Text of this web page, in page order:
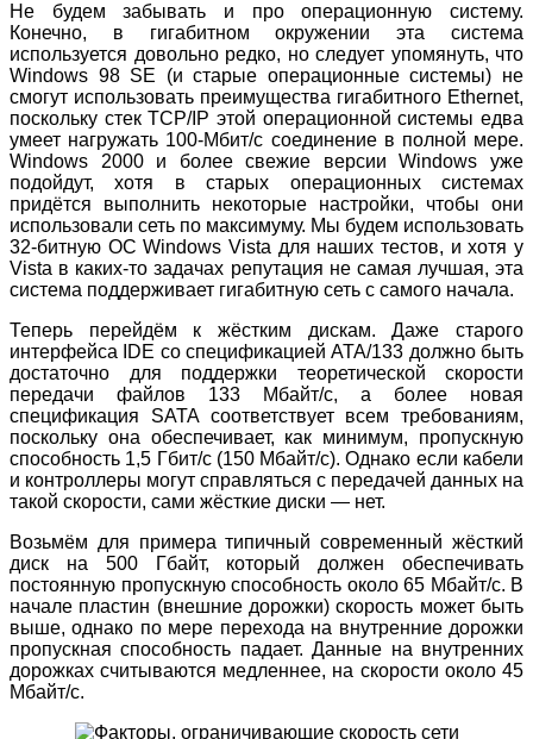
Не будем забывать и про операционную систему.
Конечно, в гигабитном окружении эта система
используется довольно редко, но следует упомянуть, что
Windows 98 SE (и старые операционные системы) не
смогут использовать преимущества гигабитного Ethernet,
поскольку стек TCP/IP этой операционной системы едва
умеет нагружать 100-Мбит/с соединение в полной мере.
Windows 2000 и более свежие версии Windows уже
подойдут, хотя в старых операционных системах
придётся выполнить некоторые настройки, чтобы они
использовали сеть по максимуму. Мы будем использовать
32-битную ОС Windows Vista для наших тестов, и хотя у
Vista в каких-то задачах репутация не самая лучшая, эта
система поддерживает гигабитную сеть с самого начала.
Теперь перейдём к жёстким дискам. Даже старого
интерфейса IDE со спецификацией ATA/133 должно быть
достаточно для поддержки теоретической скорости
передачи файлов 133 Мбайт/с, а более новая
спецификация SATA соответствует всем требованиям,
поскольку она обеспечивает, как минимум, пропускную
способность 1,5 Гбит/с (150 Мбайт/с). Однако если кабели
и контроллеры могут справляться с передачей данных на
такой скорости, сами жёсткие диски — нет.
Возьмём для примера типичный современный жёсткий
диск на 500 Гбайт, который должен обеспечивать
постоянную пропускную способность около 65 Мбайт/с. В
начале пластин (внешние дорожки) скорость может быть
выше, однако по мере перехода на внутренние дорожки
пропускная способность падает. Данные на внутренних
дорожках считываются медленнее, на скорости около 45
Мбайт/с.